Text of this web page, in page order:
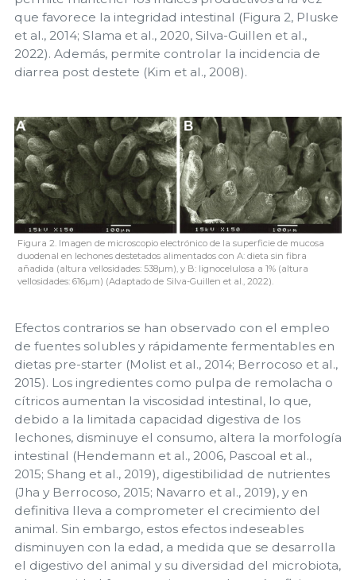
que favorece la integridad intestinal (Figura 2, Pluske
et al., 2014; Slama et al., 2020, Silva-Guillen et al.,
2022). Además, permite controlar la incidencia de
diarrea post destete (Kim et al., 2008).
Figura 2. Imagen de microscopio electrónico de la superficie de mucosa
duodenal en lechones destetados alimentados con A: dieta sin fibra
añadida (altura vellosidades: 538µm), y B: lignocelulosa a 1% (altura
vellosidades: 616µm) (Adaptado de Silva-Guillen et al., 2022).
Efectos contrarios se han observado con el empleo
de fuentes solubles y rápidamente fermentables en
dietas pre-starter (Molist et al., 2014; Berrocoso et al.,
2015). Los ingredientes como pulpa de remolacha o
cítricos aumentan la viscosidad intestinal, lo que,
debido a la limitada capacidad digestiva de los
lechones, disminuye el consumo, altera la morfología
intestinal (Hendemann et al., 2006, Pascoal et al.,
2015; Shang et al., 2019), digestibilidad de nutrientes
(Jha y Berrocoso, 2015; Navarro et al., 2019), y en
definitiva lleva a comprometer el crecimiento del
animal. Sin embargo, estos efectos indeseables
disminuyen con la edad, a medida que se desarrolla
el digestivo del animal y su diversidad del microbiota,